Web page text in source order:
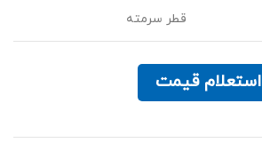
قطر سرمته
استعلام قیمت